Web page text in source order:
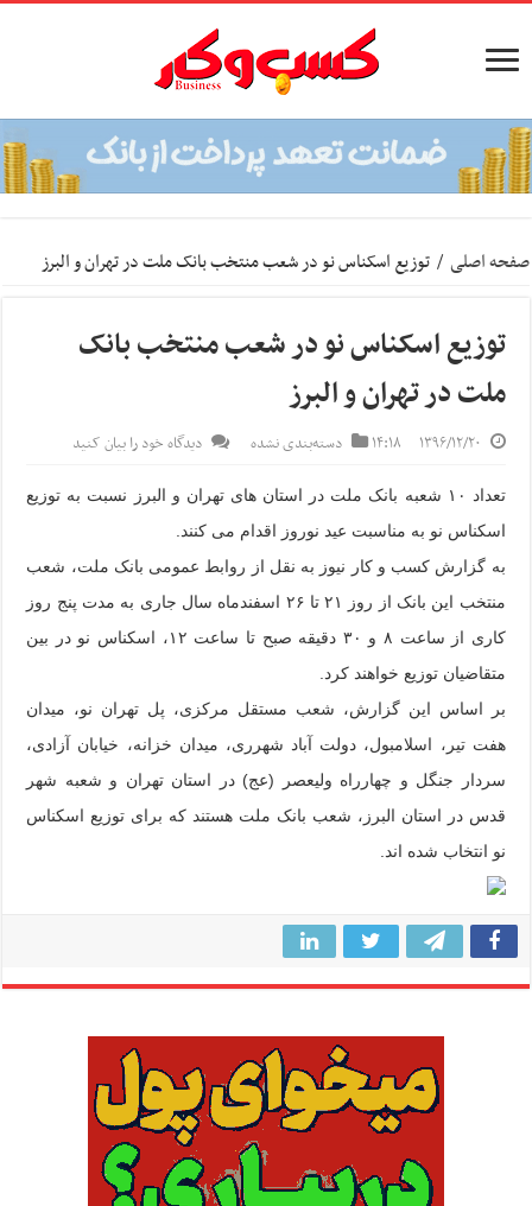
صفحه اصلی / توزیع اسکناس نو در شعب منتخب بانک ملت در تهران و البرز
توزیع اسکناس نو در شعب منتخب بانک
ملت در تهران و البرز
۱۳۹۶/۱۲/۲۰ ۱۴:۱۸ دسته‌بندی نشده دیدگاه خود را بیان کنید
تعداد ۱۰ شعبه بانک ملت در استان های تهران و البرز نسبت به توزیع
اسکناس نو به مناسبت عید نوروز اقدام می کنند.
به گزارش کسب و کار نیوز به نقل از روابط عمومی بانک ملت، شعب
منتخب این بانک از روز ۲۱ تا ۲۶ اسفندماه سال جاری به مدت پنج روز
کاری از ساعت ۸ و ۳۰ دقیقه صبح تا ساعت ۱۲، اسکناس نو در بین
متقاضیان توزیع خواهند کرد.
بر اساس این گزارش، شعب مستقل مرکزی، پل تهران نو، میدان
هفت تیر، اسلامبول، دولت آباد شهرری، میدان خزانه، خیابان آزادی،
سردار جنگل و چهارراه ولیعصر (عج) در استان تهران و شعبه شهر
قدس در استان البرز، شعب بانک ملت هستند که برای توزیع اسکناس
نو انتخاب شده اند.